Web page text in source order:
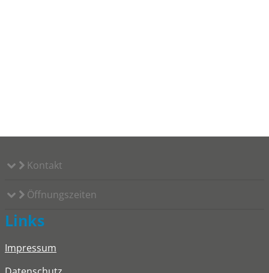
Kontakt
Öffnungszeiten
Links
Impressum